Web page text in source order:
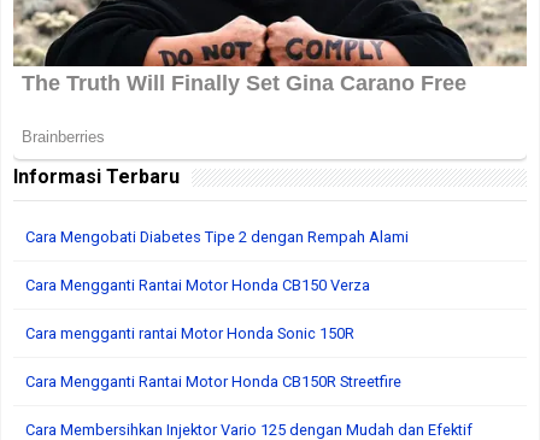
Informasi Terbaru
Cara Mengobati Diabetes Tipe 2 dengan Rempah Alami
Cara Mengganti Rantai Motor Honda CB150 Verza
Cara mengganti rantai Motor Honda Sonic 150R
Cara Mengganti Rantai Motor Honda CB150R Streetfire
Cara Membersihkan Injektor Vario 125 dengan Mudah dan Efektif